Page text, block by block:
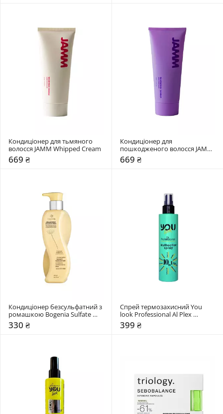
Кондиціонер для тьмяного
волосся JAMM Whipped Cream
669 ₴
Кондиціонер для
пошкодженого волосся JAMM
Blueberry Sorbet
669 ₴
Кондиціонер безсульфатний з
ромашкою Bogenia Sulfate
Free
330 ₴
Спрей термозахисний You
look Professional Al Plex
Protection
399 ₴